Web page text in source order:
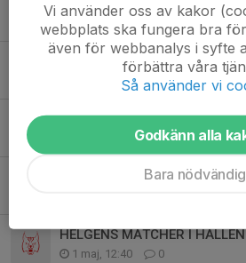
19 maj, 22:30
11 maj, 22:14 0
HELGENS MATCHER I HALLEN
0
Drillo - Summer Camp -
HELGENS MATCHER I HALLEN
1 maj, 12:40 0
Vi använder oss av kakor
webbplats ska fungera bra
även för webbanalys i syfte
förbättra våra
Så använder vi
Godkänn alla
Bara